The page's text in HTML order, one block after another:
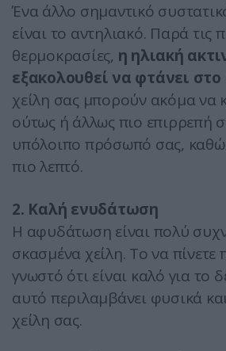
Ένα άλλο σημαντικό
είναι το αντηλιακό. Παρά τις
θερμοκρασίες, η ηλιακή
εξακολουθεί να φτάνει
χείλη σας μπορούν ακόμα να
ούτως ή άλλως πιο επιρρεπή
υπόλοιπο πρόσωπό σας,
πιο λεπτό.
2. Καλή ενυδάτωση
Η αφυδάτωση είναι πολύ
σκασμένα χείλη. Το να πίνετε
γνωστό ότι είναι καλό για το
αυτό περιλαμβάνει φυσικά
χείλη σας.